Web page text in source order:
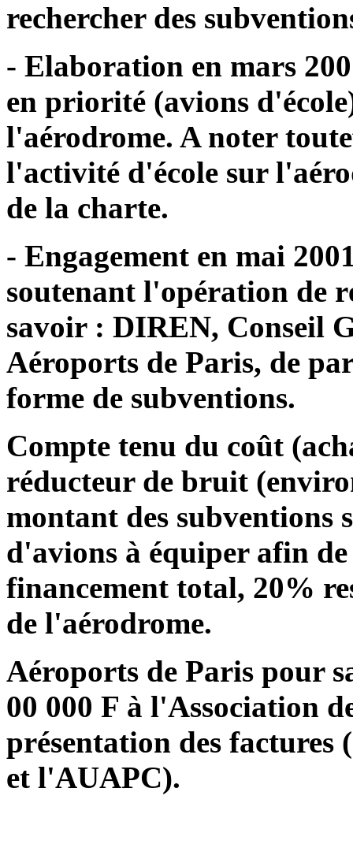
rechercher des
- Elaboration en mars
en priorité (avions
l'aérodrome. A noter
l'activité d'école sur
de la charte.
- Engagement en mai
soutenant l'opération de
savoir : DIREN, Conseil
Aéroports de Paris, de
forme de subventions.
Compte tenu du coût
réducteur de bruit
montant des subventions
d'avions à équiper afin
financement total, 20%
de l'aérodrome.
Aéroports de Paris pour
00 000 F à l'Association
présentation des factures
et l'AUAPC).